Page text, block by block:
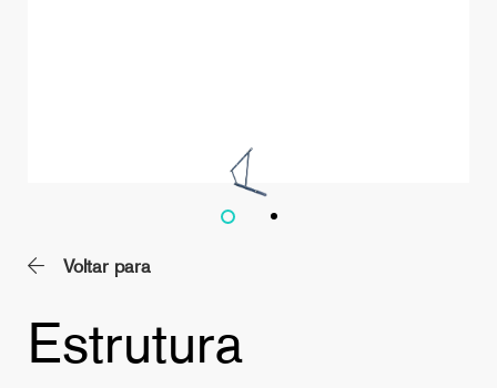
Voltar para
Estrutura